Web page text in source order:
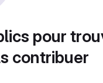
pour
contribuer